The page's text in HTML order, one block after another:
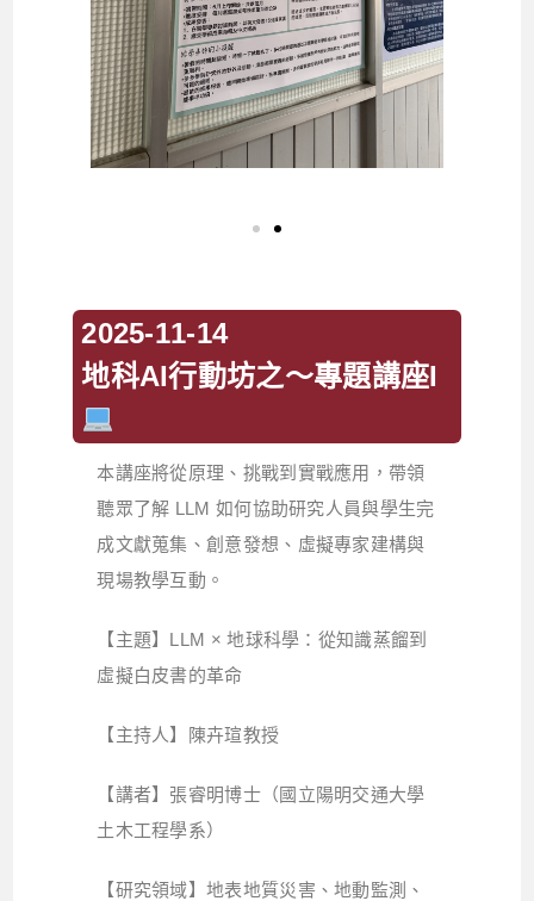
2025-11-14
地科AI行動坊之～專題講座I
本講座將從原理、挑戰到實戰應用，帶領
聽眾了解 LLM 如何協助研究人員與學生完
成文獻蒐集、創意發想、虛擬專家建構與
現場教學互動。
【主題】LLM × 地球科學：從知識蒸餾到
虛擬白皮書的革命
【主持人】陳卉瑄教授
【講者】張睿明博士（國立陽明交通大學
土木工程學系）
【研究領域】地表地質災害、地動監測、